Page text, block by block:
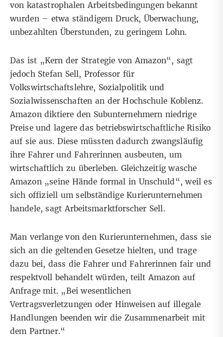
von katastrophalenArbeitsbedingungenbekannt
wurden – etwa ständigem Druck, Überwachung,
unbezahlten Überstunden, zu geringem Lohn.
Das ist „Kern der Strategie von Amazon“, sagt
jedoch Stefan Sell, Professor für
Volkswirtschaftslehre, Sozialpolitik und
Sozialwissenschaften an der Hochschule Koblenz.
Amazon diktiere den Subunternehmern niedrige
Preise und lagere das betriebswirtschaftliche Risiko
auf sie aus. Diese müssten dadurch zwangsläufig
ihre Fahrer und Fahrerinnen ausbeuten, um
wirtschaftlich zu überleben. Gleichzeitig wasche
Amazon „seine Hände formal in Unschuld“, weil es
sich offiziell um selbständige Kurierunternehmen
handele, sagt Arbeitsmarktforscher Sell.
Man verlange von den Kurierunternehmen, dass sie
sich an die geltenden Gesetze hielten, und trage
dazu bei, dass die Fahrer und Fahrerinnen fair und
respektvoll behandelt würden, teilt Amazon auf
Anfrage mit. „Bei wesentlichen
Vertragsverletzungen oder Hinweisen auf illegale
Handlungen beenden wir die Zusammenarbeit mit
dem Partner.“